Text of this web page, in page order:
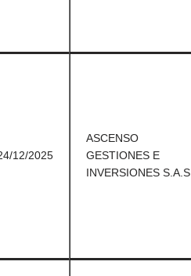
12/2025
ASCENSO
GESTIONES E
INVERSIONES S.A.S